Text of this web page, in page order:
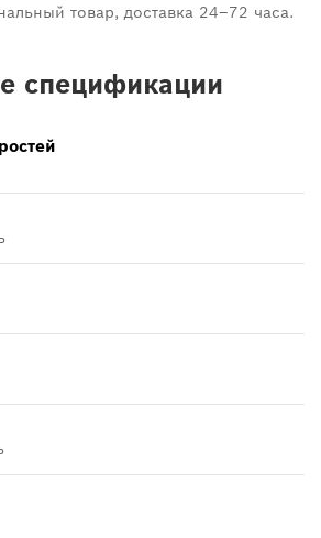
товар, доставка 24–72 часа.
спецификации